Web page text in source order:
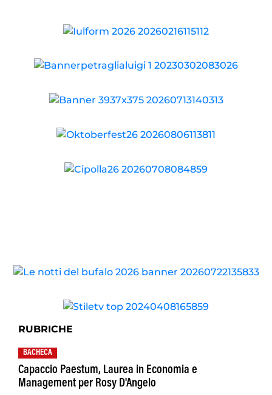
RUBRICHE
BACHECA
Capaccio Paestum, Laurea in Economia e
Management per Rosy D'Angelo